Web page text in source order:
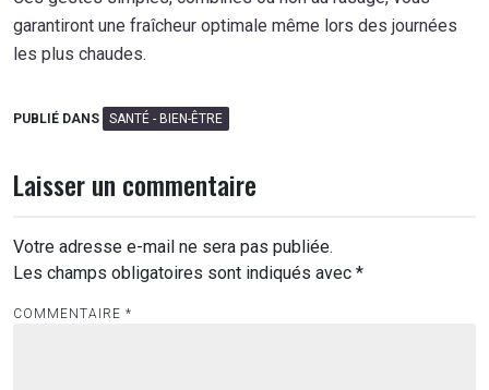
garantiront une fraîcheur optimale même lors des journées
les plus chaudes.
PUBLIÉ DANS SANTÉ - BIEN-ÊTRE
Laisser un commentaire
Votre adresse e-mail ne sera pas publiée.
Les champs obligatoires sont indiqués avec *
COMMENTAIRE *